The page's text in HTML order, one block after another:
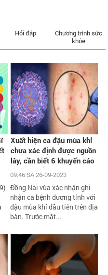
Chương trình sức
khỏe
Hỏi đáp
Xuất hiện ca đậu mùa khỉ
chưa xác định được nguồn
lây, cần biết 6 khuyến cáo
phòng chống dịch của Bộ Y
09:46 SA 26-09-2023
Đồng Nai vừa xác nhận ghi
nhận ca bệnh dương tính với
đậu mùa khỉ đầu tiên trên địa
bàn. Trước mắt...